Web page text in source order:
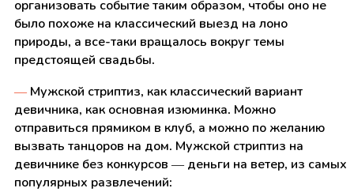
организовать событие таким образом, чтобы оно не
было похоже на классический выезд на лоно
природы, а все-таки вращалось вокруг темы
предстоящей свадьбы.
—Мужской стриптиз, как классический вариант
девичника, как основная изюминка. Можно
отправиться прямиком в клуб, а можно по желанию
вызвать танцоров на дом. Мужской стриптиз на
девичнике без конкурсов — деньги на ветер, из самых
популярных развлечений: